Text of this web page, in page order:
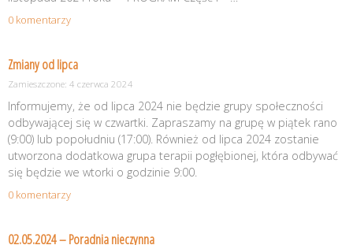
0 komentarzy
Zmiany od lipca
Zamieszczone: 4 czerwca 2024
Informujemy, że od lipca 2024 nie będzie grupy społeczności
odbywającej się w czwartki. Zapraszamy na grupę w piątek rano
(9:00) lub popołudniu (17:00). Również od lipca 2024 zostanie
utworzona dodatkowa grupa terapii pogłębionej, która odbywać
się będzie we wtorki o godzinie 9:00.
0 komentarzy
02.05.2024 – Poradnia nieczynna